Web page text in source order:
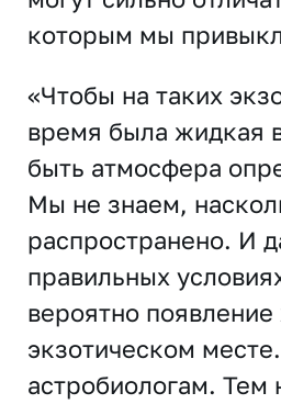
которым мы
«Чтобы на таких
время была жидкая
быть атмосфера
Мы не знаем,
распространено. И
правильных
вероятно
экзотическом
астробиологам. Тем